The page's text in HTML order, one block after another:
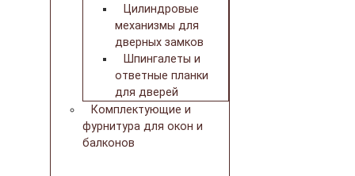
Цилиндровые
механизмы для
дверных замков
Шпингалеты и
ответные планки
для дверей
Комплектующие и
фурнитура для окон и
балконов